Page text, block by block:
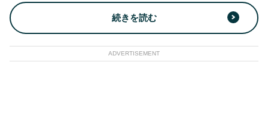
続きを読む
ADVERTISEMENT